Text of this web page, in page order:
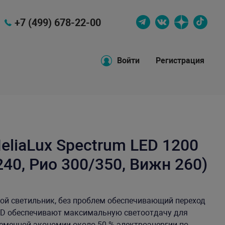
+7 (499) 678-22-00
Войти Регистрация
Spectrum LED 1200
Рио 300/350, Вижн 260)
светильник, без проблем обеспечивающий переход
обеспечивают максимальную светоотдачу для